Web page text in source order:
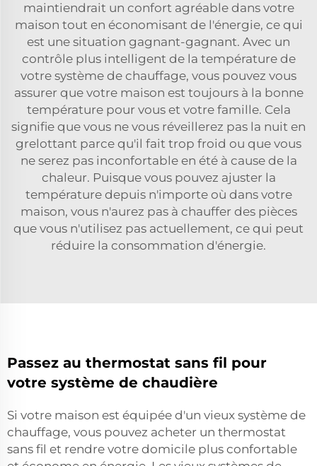
maintiendrait un confort agréable dans votre
maison tout en économisant de l'énergie, ce qui
est une situation gagnant-gagnant. Avec un
contrôle plus intelligent de la température de
votre système de chauffage, vous pouvez vous
assurer que votre maison est toujours à la bonne
température pour vous et votre famille. Cela
signifie que vous ne vous réveillerez pas la nuit en
grelottant parce qu'il fait trop froid ou que vous
ne serez pas inconfortable en été à cause de la
chaleur. Puisque vous pouvez ajuster la
température depuis n'importe où dans votre
maison, vous n'aurez pas à chauffer des pièces
que vous n'utilisez pas actuellement, ce qui peut
réduire la consommation d'énergie.
Passez au thermostat sans fil pour
votre système de chaudière
Si votre maison est équipée d'un vieux système de
chauffage, vous pouvez acheter un thermostat
sans fil et rendre votre domicile plus confortable